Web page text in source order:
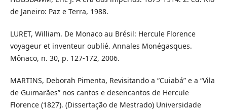
de Janeiro: Paz e Terra, 1988.
LURET, William. De Monaco au Brésil: Hercule Florence
voyageur et inventeur oublié. Annales Monégasques.
Mônaco, n. 30, p. 127-172, 2006.
MARTINS, Deborah Pimenta, Revisitando a “Cuiabá” e a “Vila
de Guimarães” nos cantos e desencantos de Hercule
Florence (1827). (Dissertação de Mestrado) Universidade